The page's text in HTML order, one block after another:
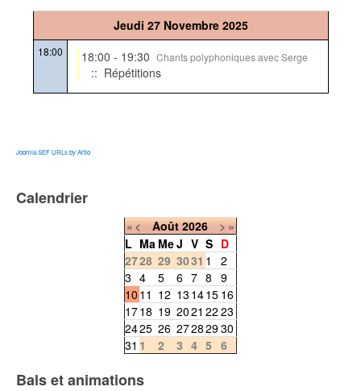
Jeudi 27 Novembre 2025
18:00 18:00 - 19:30 Chants polyphoniques avec Serge
:: Répétitions
Joomla SEF URLs by Artio
Calendrier
«< Août 2026 >»
L Ma MeJ V S D
2728 29 3031 1
2
3 4 5 6 7 8 9
10 11 12 13 1415 16
1718 19 2021 22 23
2425 26 27282930
31 1 2 3 4 5 6
Bals et animations